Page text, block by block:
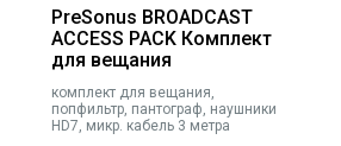
PreSonus BROADCAST
ACCESS PACK Комплект
для вещания
комплект для вещания,
попфильтр, пантограф, наушники
HD7, микр. кабель 3 метра